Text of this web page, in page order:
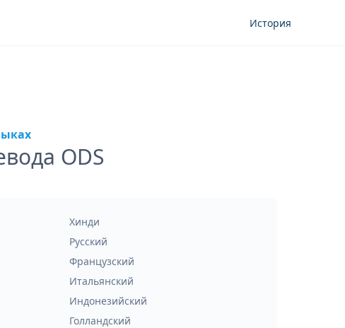
История
ODS
Хинди
Русский
Французский
Итальянский
Индонезийский
Голландский